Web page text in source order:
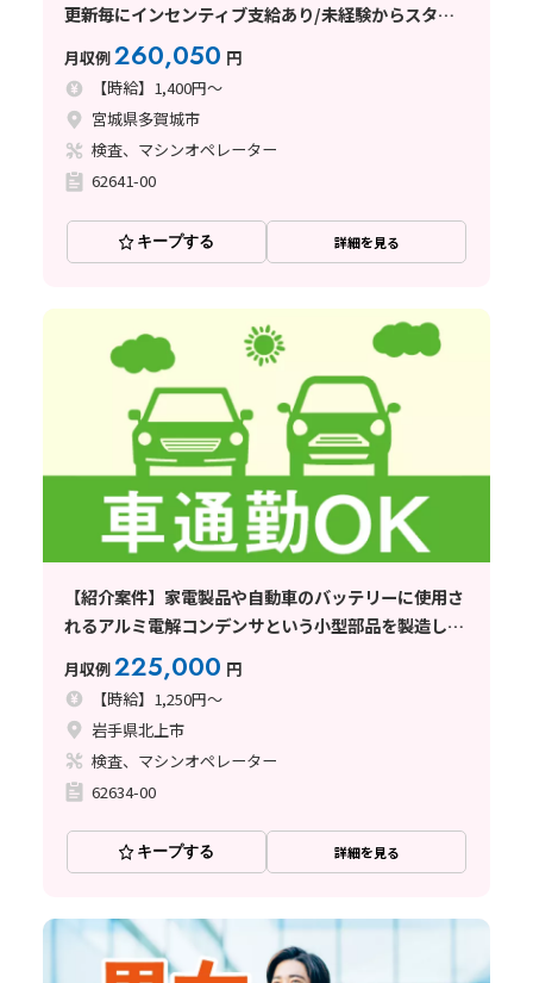
更新毎にインセンティブ支給あり/未経験からスター
月収例260,050 円
【時給】1,400円～
宮城県多賀城市
検査、マシンオペレーター
62641-00
キープする 詳細を見る
【紹介案件】家電製品や自動車のバッテリーに使用さ
れるアルミ電解コンデンサという小型部品を製造して
いる企業でのお仕事
月収例225,000 円
【時給】1,250円～
岩手県北上市
検査、マシンオペレーター
62634-00
キープする 詳細を見る